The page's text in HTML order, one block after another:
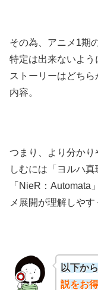
その為、アニメ1期
特定は出来ないよ
ストーリーはどち
内容。
つまり、より分か
しむには「ヨルハ
「NieR：Automata
メ展開が理解しや
以下か
説をお